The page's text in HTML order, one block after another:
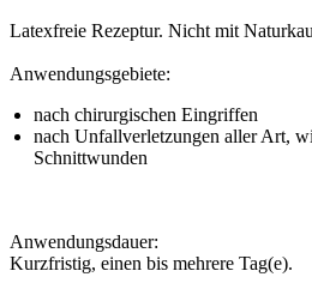
Latexfreie Rezeptur. Nicht mit
Anwendungsgebiete:
nach chirurgischen Eingriffen
nach Unfallverletzungen aller Art,
Schnittwunden
Anwendungsdauer:
Kurzfristig, einen bis mehrere Tag(e).